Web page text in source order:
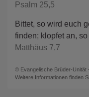
Psalm 25,5
Bittet, so wird euch
finden; klopfet an,
Matthäus 7,7
© Evangelische Brüder-Unität
Weitere Informationen finden